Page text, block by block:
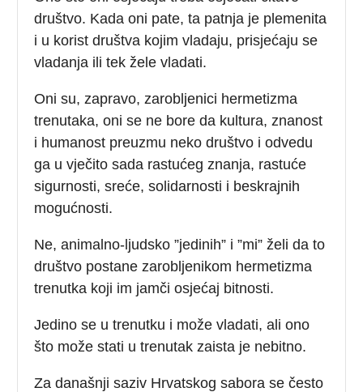
društvo. Kada oni pate, ta patnja je plemenita
i u korist društva kojim vladaju, prisjećaju se
vladanja ili tek žele vladati.
Oni su, zapravo, zarobljenici hermetizma
trenutaka, oni se ne bore da kultura, znanost
i humanost preuzmu neko društvo i odvedu
ga u vječito sada rastućeg znanja, rastuće
sigurnosti, sreće, solidarnosti i beskrajnih
mogućnosti.
Ne, animalno-ljudsko ”jedinih” i ”mi” želi da to
društvo postane zarobljenikom hermetizma
trenutka koji im jamči osjećaj bitnosti.
Jedino se u trenutku i može vladati, ali ono
što može stati u trenutak zaista je nebitno.
Za današnji saziv Hrvatskog sabora se često